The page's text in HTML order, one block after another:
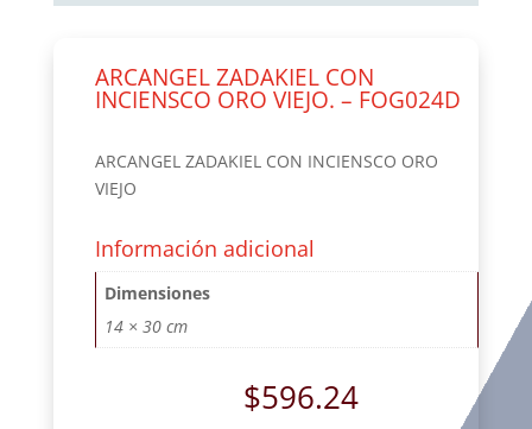
ARCANGEL ZADAKIEL CON
INCIENSCO ORO VIEJO. – FOG024D
ARCANGEL ZADAKIEL CON INCIENSCO ORO
VIEJO
Información adicional
Dimensiones
14 × 30 cm
$596.24